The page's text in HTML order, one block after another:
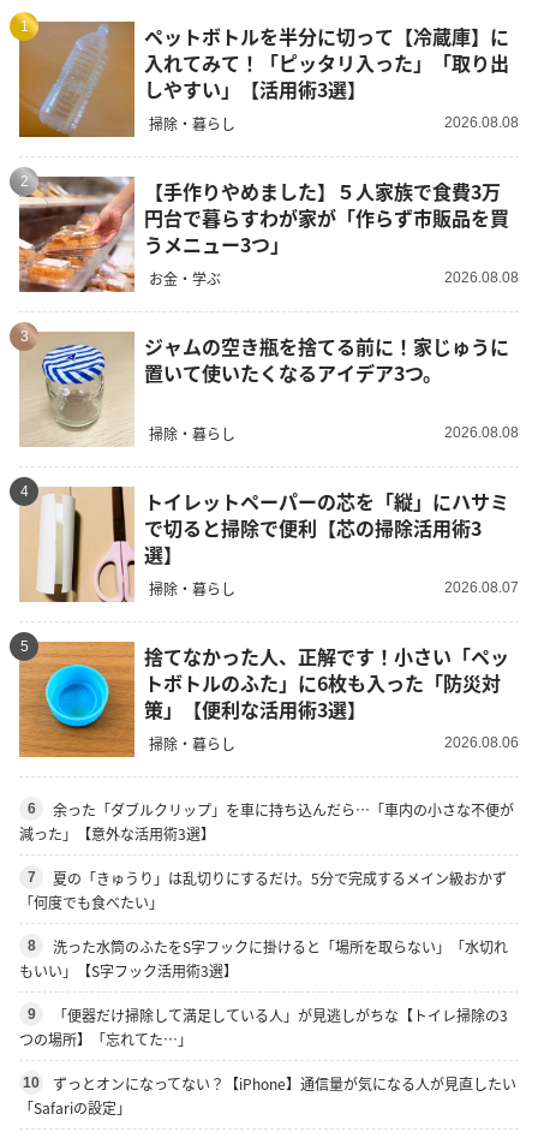
1
ペットボトルを半分に切って【冷蔵庫】に
入れてみて！「ピッタリ入った」「取り出
しやすい」【活用術3選】
掃除・暮らし 2026.08.08
2
【手作りやめました】５人家族で食費3万
円台で暮らすわが家が「作らず市販品を買
うメニュー3つ」
お金・学ぶ 2026.08.08
3
ジャムの空き瓶を捨てる前に！家じゅうに
置いて使いたくなるアイデア3つ。
掃除・暮らし 2026.08.08
4
トイレットペーパーの芯を「縦」にハサミ
で切ると掃除で便利【芯の掃除活用術3
選】
掃除・暮らし 2026.08.07
5
捨てなかった人、正解です！小さい「ペッ
トボトルのふた」に6枚も入った「防災対
策」【便利な活用術3選】
掃除・暮らし 2026.08.06
6
余った「ダブルクリップ」を車に持ち込んだら…「車内の小さな不便が
減った」【意外な活用術3選】
7
夏の「きゅうり」は乱切りにするだけ。5分で完成するメイン級おかず
「何度でも食べたい」
8
洗った水筒のふたをS字フックに掛けると「場所を取らない」「水切れ
もいい」【S字フック活用術3選】
9
「便器だけ掃除して満足している人」が見逃しがちな【トイレ掃除の3
つの場所】「忘れてた…」
10
ずっとオンになってない？【iPhone】通信量が気になる人が見直したい
「Safariの設定」